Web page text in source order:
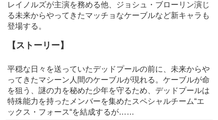
レイノルズが主演を務める他、ジョシュ・ブローリン演じ
る未来からやってきたマッチョなケーブルなど新キャラも
登場する。
【ストーリー】
平穏な日々を送っていたデッドプールの前に、未来からや
ってきたマシーン人間のケーブルが現れる。ケーブルが命
を狙う、謎の力を秘めた少年を守るため、デッドプールは
特殊能力を持ったメンバーを集めたスペシャルチーム“エ
ックス・フォース“を結成するが……